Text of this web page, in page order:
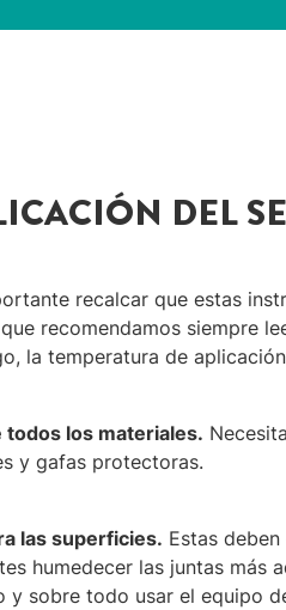
DEL
recalcar que estas
recomendamos siempre
la temperatura de
todos los materiales.
y gafas protectoras.
las superficies. Estas
humedecer las juntas más
y sobre todo usar el equipo